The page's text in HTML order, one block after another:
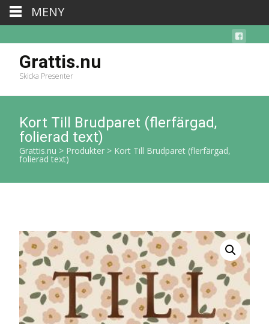
Grattis.nu
Skicka Presenter
Kort Till Brudparet (flerfärgad,
folierad text)
Grattis.nu > Produkter > Kort Till Brudparet (flerfärgad,
folierad text)
MENY